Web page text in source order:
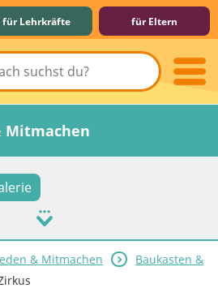
für Lehrkräfte für Eltern
Mitmachen
& Mitmachen
Baukasten &